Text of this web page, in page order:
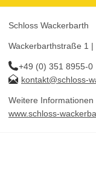
Schloss Wackerbarth
Wackerbarthstraße 1
+49 (0) 351 8955-0
kontakt@schloss-
Weitere Informationen
www.schloss-